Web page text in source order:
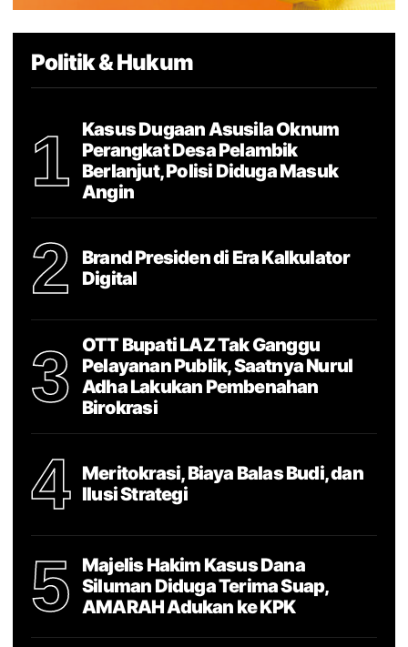
Politik & Hukum
1
Kasus Dugaan Asusila Oknum
Perangkat Desa Pelambik
Berlanjut, Polisi Diduga Masuk
Angin
2
Brand Presiden di Era Kalkulator
Digital
3
OTT Bupati LAZ Tak Ganggu
Pelayanan Publik, Saatnya Nurul
Adha Lakukan Pembenahan
Birokrasi
4
Meritokrasi, Biaya Balas Budi, dan
Ilusi Strategi
5
Majelis Hakim Kasus Dana
Siluman Diduga Terima Suap,
AMARAH Adukan ke KPK